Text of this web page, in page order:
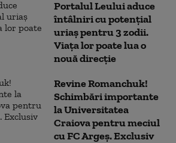
Portalul Leului aduce
întâlniri cu potențial
uriaș pentru 3 zodii.
Viața lor poate lua o
nouă direcție
Revine Romanchuk!
Schimbări importante
la Universitatea
Craiova pentru meciul
cu FC Argeş. Exclusiv